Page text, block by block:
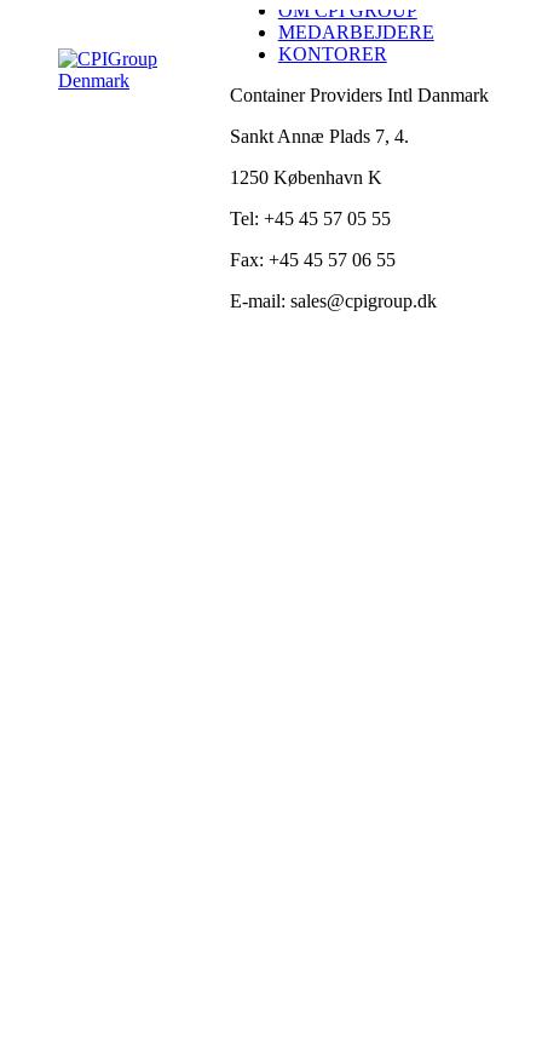
content
OM CPI GROUP
MEDARBEJDERE
KONTORER
Container Providers Intl Danmark
Sankt Annæ Plads 7, 4.
1250 København K
Tel: +45 45 57 05 55
Fax: +45 45 57 06 55
E-mail: sales@cpigroup.dk